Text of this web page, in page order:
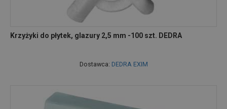
Krzyżyki do płytek, glazury 2,5 mm -100 szt. DEDRA
Dostawca: DEDRA EXIM